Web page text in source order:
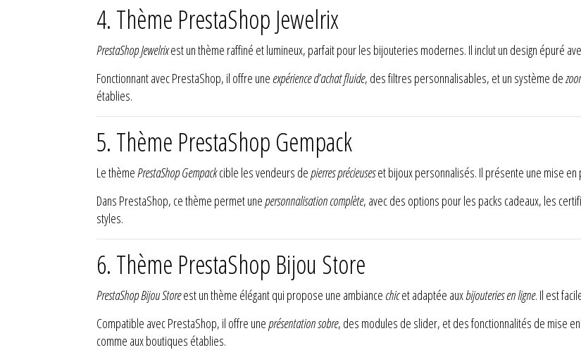
4. Thème PrestaShop Jewelrix
PrestaShop Jewelrixest un thème raffiné et lumineux, parfait pour les bijouteries modernes. Il inclut un design épuré
Fonctionnant avec PrestaShop, il offre une expérience d’achat fluide, des filtres personnalisables, et un système de
établies.
5. Thème PrestaShop Gempack
Le thèmePrestaShop Gempackcible les vendeurs depierres précieuseset bijoux personnalisés. Il présente une mise en
Dans PrestaShop, ce thème permet unepersonnalisation complète, avec des options pour les packs cadeaux, les
styles.
6. Thème PrestaShop Bijou Store
PrestaShop Bijou Storeest un thème élégant qui propose une ambiance chicet adaptée auxbijouteries en ligne. Il est
Compatible avec PrestaShop, il offre uneprésentation sobre, des modules de slider, et des fonctionnalités de mise
comme aux boutiques établies.